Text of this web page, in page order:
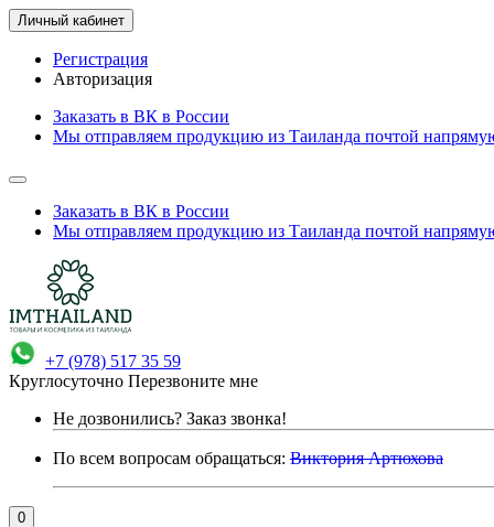
Личный кабинет
Регистрация
Авторизация
Заказать в ВК в России
Мы отправляем продукцию из Таиланда почтой
Заказать в ВК в России
Мы отправляем продукцию из Таиланда почтой
+7 (978) 517 35 59
Круглосуточно Перезвоните мне
Не дозвонились? Заказ звонка!
По всем вопросам обращаться: Виктория Артюхова
0